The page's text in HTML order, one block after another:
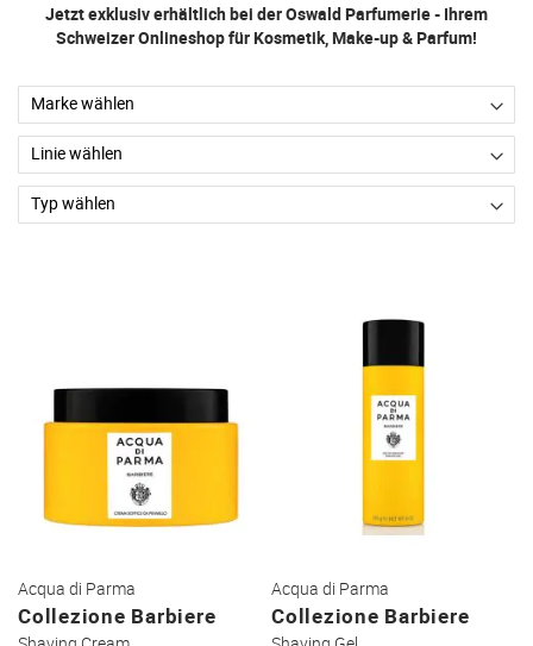
Jetzt exklusiv erhältlich bei der Oswald Parfumerie - Ihrem
Schweizer Onlineshop für Kosmetik, Make-up & Parfum!
Acqua di Parma
Collezione Barbiere
Acqua di Parma
Collezione Barbiere